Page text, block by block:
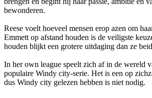
bewonderen.
Reese voelt hoeveel mensen erop azen om
Emmett op afstand houden is de veiligste
houden blijkt een grotere uitdaging dan ze
In her own league speelt zich af in de wereld
populaire Windy city-serie. Het is een op
dus Windy city gelezen hebben is niet nodig.